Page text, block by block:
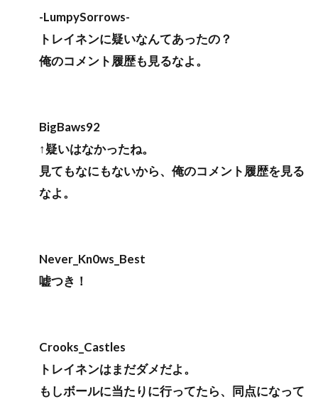
-LumpySorrows-
トレイネンに疑いなんてあったの？
俺のコメント履歴も見るなよ。
BigBaws92
↑疑いはなかったね。
見てもなにもないから、俺のコメント履歴を見る
なよ。
Never_Kn0ws_Best
嘘つき！
Crooks_Castles
トレイネンはまだダメだよ。
もしボールに当たりに行ってたら、同点になって